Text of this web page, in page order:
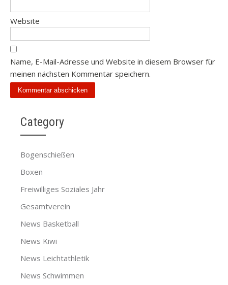
Website
Name, E-Mail-Adresse und Website in diesem Browser für
meinen nächsten Kommentar speichern.
Category
Bogenschießen
Boxen
Freiwilliges Soziales Jahr
Gesamtverein
News Basketball
News Kiwi
News Leichtathletik
News Schwimmen